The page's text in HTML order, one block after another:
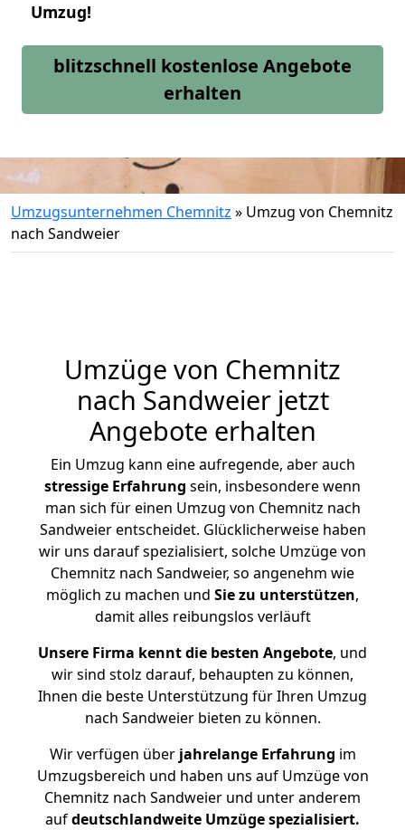
Umzug!
blitzschnell kostenlose Angebote
erhalten
Umzugsunternehmen Chemnitz » Umzug von Chemnitz
nach Sandweier
Umzüge von Chemnitz
nach Sandweier jetzt
Angebote erhalten
Ein Umzug kann eine aufregende, aber auch
stressige Erfahrung sein, insbesondere wenn
man sich für einen Umzug von Chemnitz nach
Sandweier entscheidet. Glücklicherweise haben
wir uns darauf spezialisiert, solche Umzüge von
Chemnitz nach Sandweier, so angenehm wie
möglich zu machen und Sie zu unterstützen,
damit alles reibungslos verläuft
Unsere Firma kennt die besten Angebote, und
wir sind stolz darauf, behaupten zu können,
Ihnen die beste Unterstützung für Ihren Umzug
nach Sandweier bieten zu können.
Wir verfügen überjahrelange Erfahrung im
Umzugsbereich und haben uns auf Umzüge von
Chemnitz nach Sandweier und unter anderem
aufdeutschlandweite Umzüge spezialisiert.